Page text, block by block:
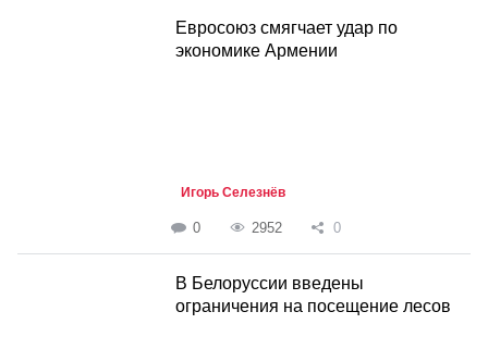
Евросоюз смягчает удар по
экономике Армении
Игорь Селезнёв
0 2952 0
В Белоруссии введены
ограничения на посещение лесов